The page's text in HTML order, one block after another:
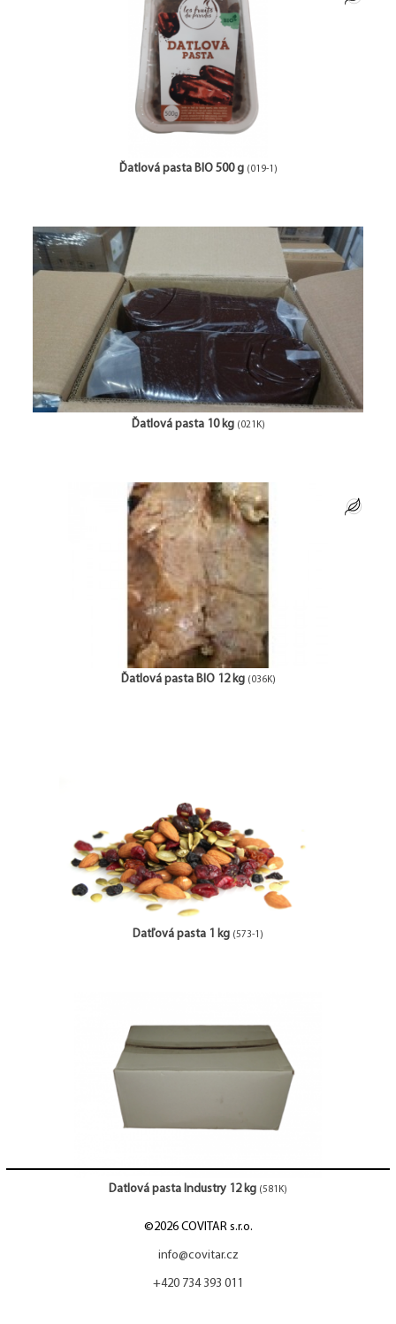
Ďatlová pasta BIO 500 g (019-1)
Ďatlová pasta 10 kg (021K)
Ďatlová pasta BIO 12 kg (036K)
Datľová pasta 1 kg (573-1)
Datlová pasta Industry 12 kg (581K)
©2026 COVITAR s.r.o.
info@covitar.cz
+420 734 393 011